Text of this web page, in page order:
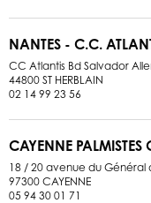
NANTES - C.C.
CC Atlantis Bd Salvador
44800 ST HERBLAIN
02 14 99 23 56
CAYENNE PALMISTES
18 / 20 avenue du Général
97300 CAYENNE
05 94 30 01 71